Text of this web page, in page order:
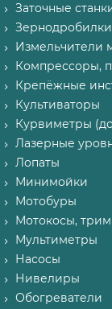
Заточные
Зернодробилки
Измельчители
Компрессоры,
Крепёжные
Культиваторы
Курвиметры
Лазерные
Лопаты
Минимойки
Мотобуры
Мотокосы,
Мультиметры
Насосы
Нивелиры
Обогреватели